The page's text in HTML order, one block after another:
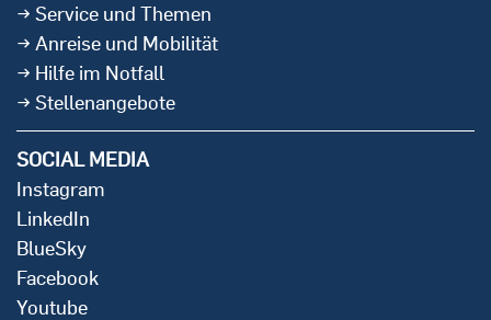
Service und Themen
Anreise und Mobilität
Hilfe im Notfall
Stellenangebote
SOCIAL MEDIA
Instagram
LinkedIn
BlueSky
Facebook
Youtube